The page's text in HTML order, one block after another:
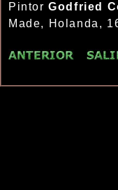
PintorGodfried
Made, Holanda,